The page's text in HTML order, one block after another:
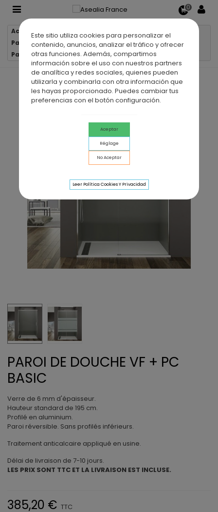
Este sitio utiliza cookies para personalizar el
contenido, anuncios, analizar el tráfico y ofrecer
otras funciones. Además, compartimos
información sobre el uso con nuestros partners
de analítica y redes sociales, quienes pueden
utilizarla y combinarla con otra información que
les hayas proporcionado. Puedes cambiar tus
preferencias con el botón configuración.
Aceptar
Réglage
No Aceptar
Leer Política Cookies Y Privacidad
0
Accueil
Parois de douche 1 verre fixe + 1 porte coulissante
Paroi de douche VF + PC BASIC
PAROI DE DOUCHE VF + PC
BASIC
Verre de 6 mm d'épaisseur.
Hauteur standard de 195 cm.
Profilé en aluminium.
Paroi réversible. Sans profilés inférieurs.
Traitement anticalcaire appliqué en usine.
Délai de livraison de 7-10 jours.
LES PRIX SONT TTC ET LA LIVRAISON EST INCLUSE.
385,20 € TTC